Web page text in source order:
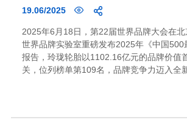
19.06/2025
2025年6月18日，第22届世界品牌大会在北
世界品牌实验室重磅发布2025年《中国500
报告，玲珑轮胎以1102.16亿元的品牌价值
关，位列榜单第109名，品牌竞争力迈入全